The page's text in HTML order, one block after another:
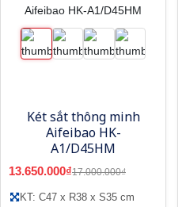
Két sắt thông minh
Aifeibao HK-
A1/D45HM
13.650.000₫17.000.000₫
KT: C47 x R38 x S35 cm